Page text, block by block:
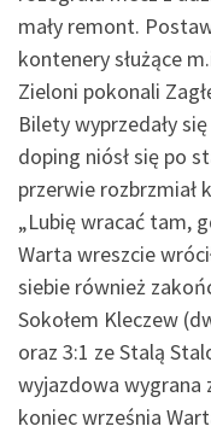
mały remont.
kontenery służące
Zieloni pokonali
Bilety wyprzedały
doping niósł się po
przerwie rozbrzmiał
„Lubię wracać tam,
Warta wreszcie
siebie również
Sokołem Kleczew
oraz 3:1 ze Stalą
wyjazdowa wygrana
koniec września